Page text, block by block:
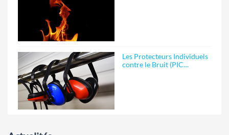
Les Protecteurs Individuels
contre le Bruit (PIC…